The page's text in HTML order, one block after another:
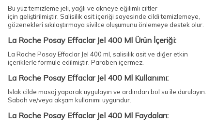
Bu yüz temizleme jeli, yağlı ve akneye eğilimli ciltler
için geliştirilmiştir. Salisilik asit içeriği sayesinde cildi temizlemeye,
gözenekleri sıkılaştırmaya sivilce oluşumunu önlemeye destek olur.
La Roche Posay Effaclar Jel 400 Ml Ürün İçeriği:
La Roche Posay Effaclar Jel 400 ml, salisilik asit ve diğer etkin
içeriklerle formüle edilmiştir. Paraben içermez.
La Roche Posay Effaclar Jel 400 Ml Kullanımı:
Islak cilde masaj yaparak uygulayın ve ardından bol su ile durulayın.
Sabah ve/veya akşam kullanımı uygundur.
La Roche Posay Effaclar Jel 400 Ml Faydaları: